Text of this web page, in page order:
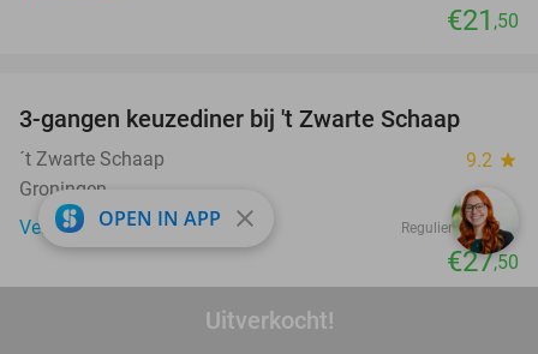
Uitverkocht!
€21 ,50
3-gangen keuzediner bij 't Zwarte Schaap
´t Zwarte Schaap 9.2 star
Groningen
Verkocht: 191
Regulier €41
€27,50
OPEN IN APP close